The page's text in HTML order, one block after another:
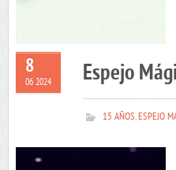
8
06 2024 Espejo
15 AÑOS,ESPEJO